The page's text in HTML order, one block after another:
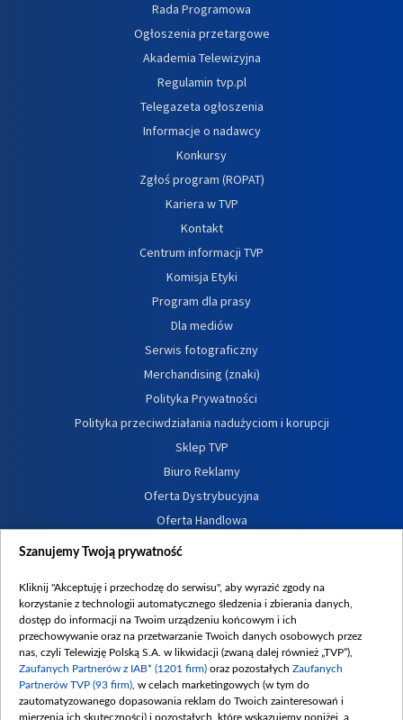
Rada Programowa
Ogłoszenia przetargowe
Akademia Telewizyjna
Regulamin tvp.pl
Telegazeta ogłoszenia
Informacje o nadawcy
Konkursy
Zgłoś program (ROPAT)
Kariera w TVP
Kontakt
Centrum informacji TVP
Komisja Etyki
Program dla prasy
Dla mediów
Serwis fotograficzny
Merchandising (znaki)
Polityka Prywatności
Polityka przeciwdziałania nadużyciom i korupcji
Sklep TVP
Biuro Reklamy
Oferta Dystrybucyjna
Oferta Handlowa
Dostępność
Procedura zgłoszeń wewnętrznych
Szanujemy Twoją prywatność
Kliknij "Akceptuję i przechodzę do serwisu", aby wyrazić zgody na
korzystanie z technologii automatycznego śledzenia i zbierania danych,
dostęp do informacji na Twoim urządzeniu końcowym i ich
przechowywanie oraz na przetwarzanie Twoich danych osobowych przez
nas, czyli Telewizję Polską S.A. w likwidacji (zwaną dalej również „TVP”),
Zaufanych Partnerów z IAB* (1201 firm) oraz pozostałych Zaufanych
Partnerów TVP (93 firm) , w celach marketingowych (w tym do
zautomatyzowanego dopasowania reklam do Twoich zainteresowań i
mierzenia ich skuteczności) i pozostałych, które wskazujemy poniżej, a